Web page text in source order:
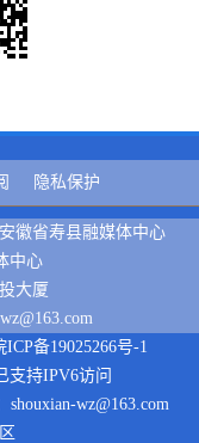
隐私保护
徽省寿县融媒体中心
中心
大厦
ICP备19025266号-1
支持IPV6访问
shouxian-wz@163.com